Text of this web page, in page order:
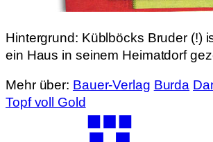
Hintergrund: Küblböcks Bruder (!)
ein Haus in seinem Heimatdorf
Mehr über: Bauer-Verlag Burda
Topf voll Gold